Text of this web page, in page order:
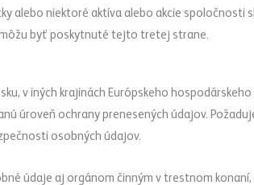
alebo niektoré aktíva alebo akcie spoločnosti
byť poskytnuté tejto tretej strane.
v iných krajinách Európskeho
úroveň ochrany prenesených údajov.
osobných údajov.
údaje aj orgánom činným v trestnom konaní,